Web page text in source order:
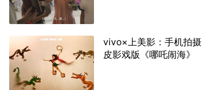
vivo×上美影：手机拍摄
皮影戏版《哪吒闹海》